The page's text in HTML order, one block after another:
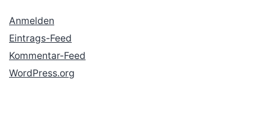
Anmelden
Eintrags-Feed
Kommentar-Feed
WordPress.org